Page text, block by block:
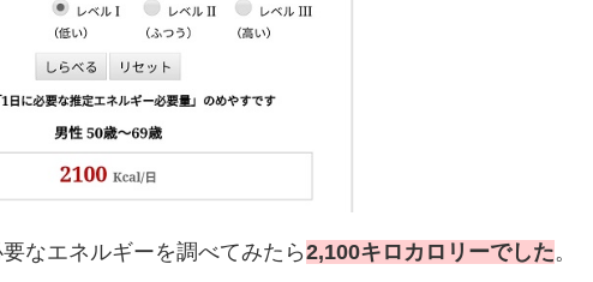
なエネルギーを調べてみたら2,100キロカロリーでした。